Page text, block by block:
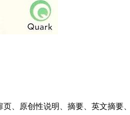
、原创性说明、摘要、英文摘要